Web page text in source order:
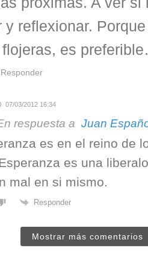
y reflexionar.
es preferible
Responder
07/03/2012 16:34
respuesta a Juan
es en el reino de
es una
mal en si mismo.
Responder
Mostrar más comentarios